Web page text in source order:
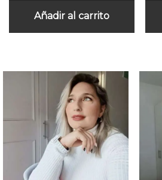
Añadir al carrito